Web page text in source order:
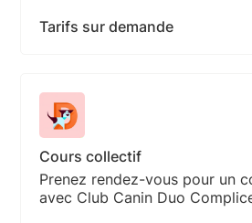
Tarifs sur demande
Cours collectif
Prenez rendez-vous pour un
avec Club Canin Duo